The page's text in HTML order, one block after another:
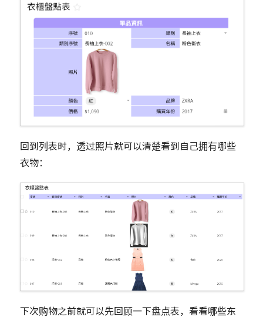
回到列表时，透过照片就可以清楚看到自己拥有哪些
衣物：
下次购物之前就可以先回顾一下盘点表，看看哪些东